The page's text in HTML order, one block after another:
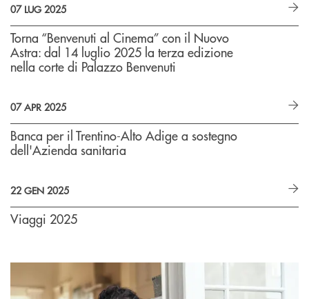
07 LUG 2025
Torna “Benvenuti al Cinema” con il Nuovo
Astra: dal 14 luglio 2025 la terza edizione
nella corte di Palazzo Benvenuti
07 APR 2025
Banca per il Trentino-Alto Adige a sostegno
dell'Azienda sanitaria
22 GEN 2025
Viaggi 2025